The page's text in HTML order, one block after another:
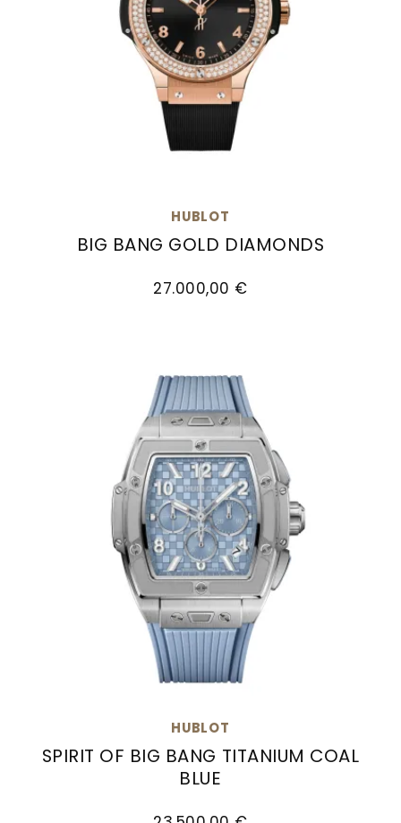
HUBLOT
BIG BANG GOLD DIAMONDS
27.000,00 €
HUBLOT
SPIRIT OF BIG BANG TITANIUM COAL
BLUE